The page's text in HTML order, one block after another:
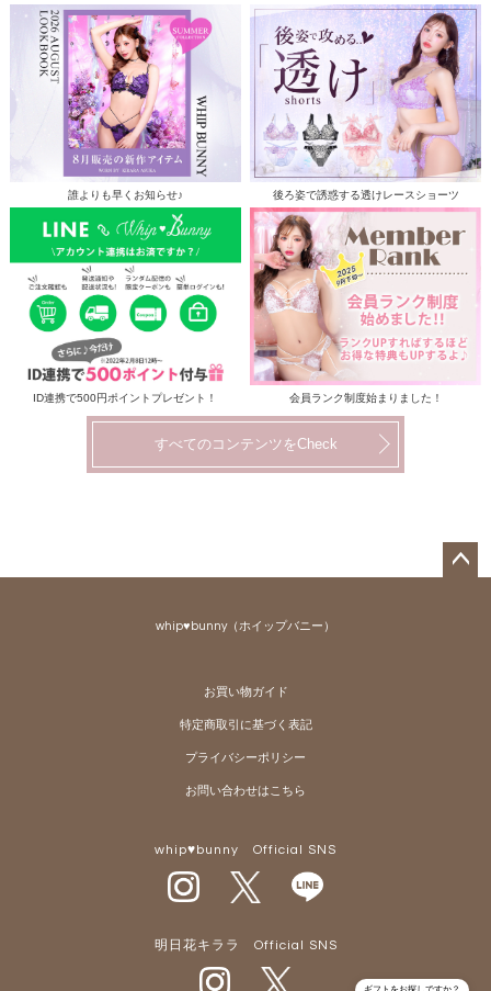
誰よりも早くお知らせ♪ 後ろ姿で誘惑する透けレースショーツ
ID連携で500円ポイントプレゼント！ 会員ランク制度始まりました！
すべてのコンテンツをCheck
whip♥bunny（ホイップバニー）
お買い物ガイド
特定商取引に基づく表記
プライバシーポリシー
お問い合わせはこちら
whip♥bunny Official SNS
明日花キララ Official SNS